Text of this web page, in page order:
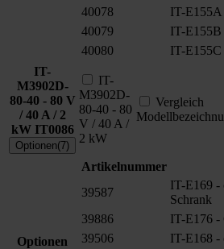
40078
IT-
40079
IT-
40080
IT-
IT-
M3902D-
80-40 - 80 V
/ 40 A / 2
kW IT0086
Optionen(7)
IT-
M3902D-
80-40 - 80
V / 40 A /
2 kW
Vergleich
Optionen
Artikelnummer
39587
IT-E169 -
Schrank
39886
IT-E176 -
39506
IT-E168 -